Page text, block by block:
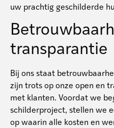
uw prachtig geschilderde
transparantie
Bij ons staat
zijn trots op onze open en
met klanten. Voordat we
schilderproject, stellen we
op waarin alle kosten en